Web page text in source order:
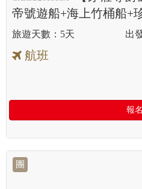
帝號遊船+海上竹桶船+
5天
航班
報名
團